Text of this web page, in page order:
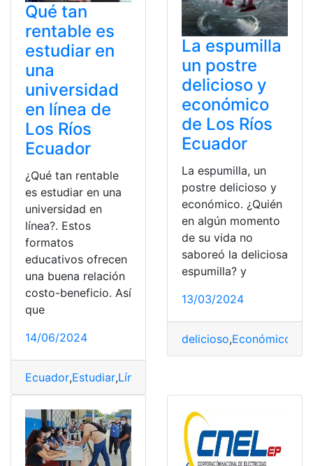
Qué tan
rentable es
estudiar en
una
universidad
en línea de
Los Ríos
Ecuador
¿Qué tan rentable
es estudiar en una
universidad en
línea?. Estos
formatos
educativos ofrecen
una buena relación
costo-beneficio. Así
que
14/06/2024
Ecuador,Estudiar,Línea
La espumilla
un postre
delicioso y
económico
de Los Ríos
Ecuador
La espumilla, un
postre delicioso y
económico. ¿Quién
en algún momento
de su vida no
saboreó la deliciosa
espumilla? y
13/03/2024
delicioso,Económico